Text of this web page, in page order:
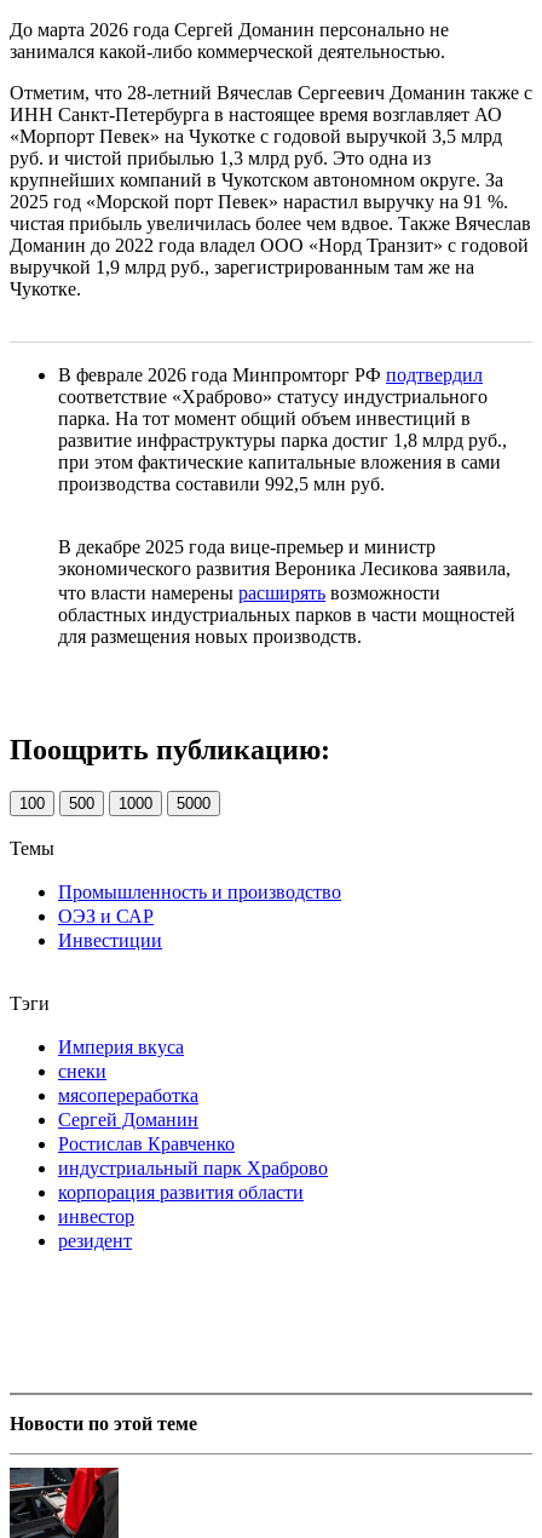
До марта 2026 года Сергей Доманин персонально не
занимался какой-либо коммерческой деятельностью.
Отметим, что 28-летний Вячеслав Сергеевич Доманин также с
ИНН Санкт-Петербурга в настоящее время возглавляет АО
«Морпорт Певек» на Чукотке с годовой выручкой 3,5 млрд
руб. и чистой прибылью 1,3 млрд руб. Это одна из
крупнейших компаний в Чукотском автономном округе. За
2025 год «Морской порт Певек» нарастил выручку на 91 %.
чистая прибыль увеличилась более чем вдвое. Также Вячеслав
Доманин до 2022 года владел ООО «Норд Транзит» с годовой
выручкой 1,9 млрд руб., зарегистрированным там же на
Чукотке.
В феврале 2026 года Минпромторг РФ подтвердил
соответствие «Храброво» статусу индустриального
парка. На тот момент общий объем инвестиций в
развитие инфраструктуры парка достиг 1,8 млрд руб.,
при этом фактические капитальные вложения в сами
производства составили 992,5 млн руб.
В декабре 2025 года вице-премьер и министр
экономического развития Вероника Лесикова заявила,
что власти намерены расширять возможности
областных индустриальных парков в части мощностей
для размещения новых производств.
Поощрить публикацию:
100 500 1000 5000
Темы
Промышленность и производство
ОЭЗ и САР
Инвестиции
Тэги
Империя вкуса
снеки
мясопереработка
Сергей Доманин
Ростислав Кравченко
индустриальный парк Храброво
корпорация развития области
инвестор
резидент
Новости по этой теме